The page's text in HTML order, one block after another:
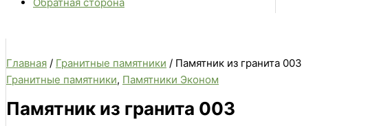
Главная / Гранитные памятники / Памятник из гранита 003
Гранитные памятники, Памятники Эконом
Памятник из гранита 003